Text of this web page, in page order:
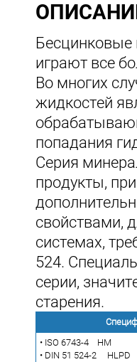
Бесцинковые
играют все
Во многих
жидкостей
попадания
Серия
продукты,
свойствами,
системах,
524.
серии,
старения.
• ISO 6743-4 HM
• DIN 51 524-2 HLPD